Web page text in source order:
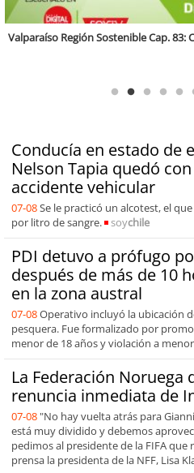
Conducía en estado de
Nelson Tapia quedó
accidente vehicular
07-08Se le practicó un alcotest, el
por litro de sangre.
soychile
PDI detuvo a prófugo
después de más de 10
en la zona austral
07-08Operativo incluyó la ubicación
pesquera. Fue formalizado por
menor de 18 años y violación a
La Federación Noruega
renuncia inmediata de
07-08 "No hay vuelta atrás para
está muy dividido y debemos
pedimos al presidente de la FIFA
prensa la presidenta de la NFF, Lisa